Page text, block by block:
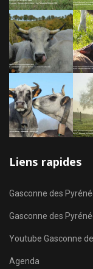
Liens rapides
Gasconne des
Gasconne des
Youtube Gasconne
Agenda